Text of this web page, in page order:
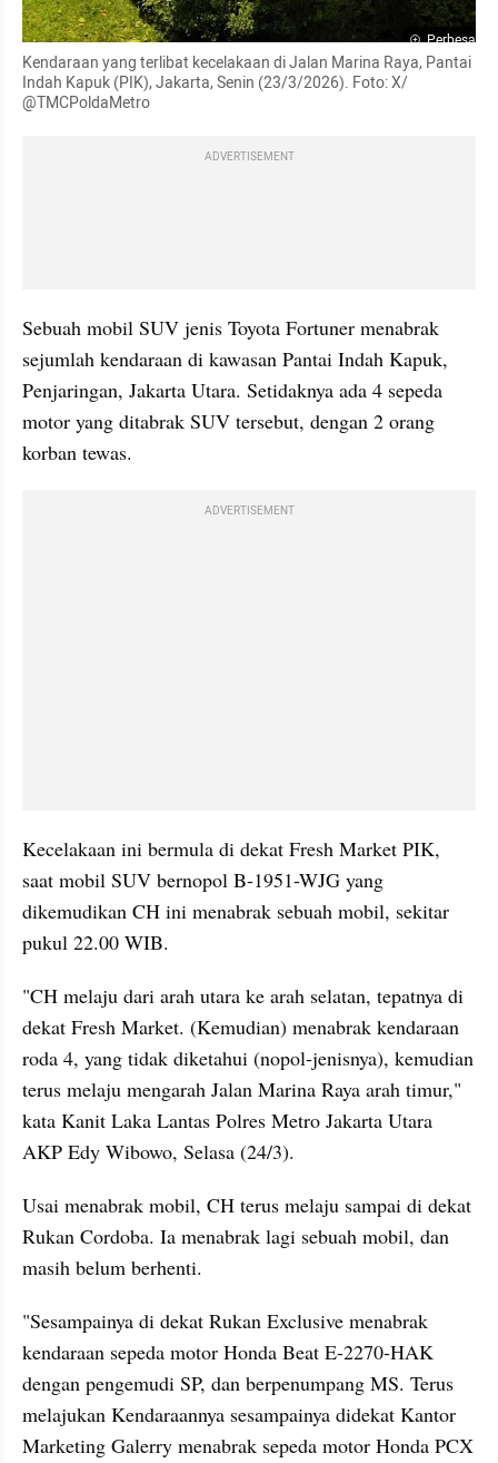
Perbesar
Kendaraan yang terlibat kecelakaan di Jalan Marina Raya, Pantai
Indah Kapuk (PIK), Jakarta, Senin (23/3/2026). Foto: X/
@TMCPoldaMetro
ADVERTISEMENT
Sebuah mobil SUV jenis Toyota Fortuner menabrak
sejumlah kendaraan di kawasan Pantai Indah Kapuk,
Penjaringan, Jakarta Utara. Setidaknya ada 4 sepeda
motor yang ditabrak SUV tersebut, dengan 2 orang
korban tewas.
ADVERTISEMENT
Kecelakaan ini bermula di dekat Fresh Market PIK,
saat mobil SUV bernopol B-1951-WJG yang
dikemudikan CH ini menabrak sebuah mobil, sekitar
pukul 22.00 WIB.
"CH melaju dari arah utara ke arah selatan, tepatnya di
dekat Fresh Market. (Kemudian) menabrak kendaraan
roda 4, yang tidak diketahui (nopol-jenisnya), kemudian
terus melaju mengarah Jalan Marina Raya arah timur,"
kata Kanit Laka Lantas Polres Metro Jakarta Utara
AKP Edy Wibowo, Selasa (24/3).
Usai menabrak mobil, CH terus melaju sampai di dekat
Rukan Cordoba. Ia menabrak lagi sebuah mobil, dan
masih belum berhenti.
"Sesampainya di dekat Rukan Exclusive menabrak
kendaraan sepeda motor Honda Beat E-2270-HAK
dengan pengemudi SP, dan berpenumpang MS. Terus
melajukan Kendaraannya sesampainya didekat Kantor
Marketing Galerry menabrak sepeda motor Honda PCX